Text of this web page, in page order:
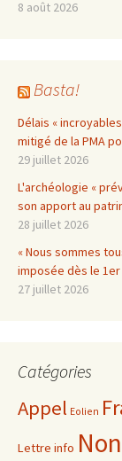
8 août 2026
Basta!
Délais «
mitigé de la PMA
29 juillet 2026
L'archéologie «
son apport au
28 juillet 2026
« Nous sommes
imposée dès le
27 juillet 2026
Catégories
Appel Eolien
Lettre info